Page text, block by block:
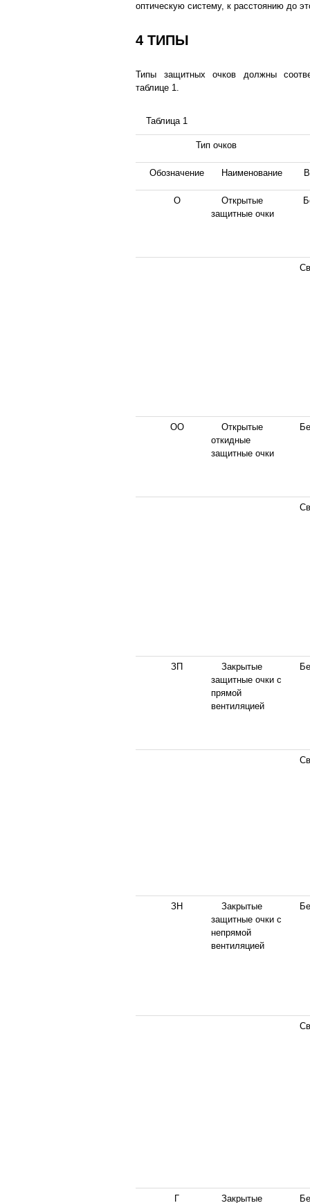
оптическую систему, к расстоянию до
4 ТИПЫ
Типы защитных очков должны
таблице 1.
Таблица 1
Тип очков
Обозначение Наименование
О
Открытые
защитные очки
ОО
Открытые
откидные
защитные очки
ЗП
Закрытые
защитные очки с
прямой
вентиляцией
ЗН
Закрытые
защитные очки с
непрямой
вентиляцией
Г
Закрытые